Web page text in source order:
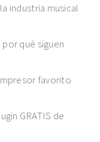
industria musical
qué siguen
favorito
GRATIS de